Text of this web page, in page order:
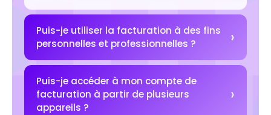
Puis-je utiliser la facturation à des fins
personnelles et professionnelles ?
Puis-je accéder à mon compte de
facturation à partir de plusieurs
appareils ?